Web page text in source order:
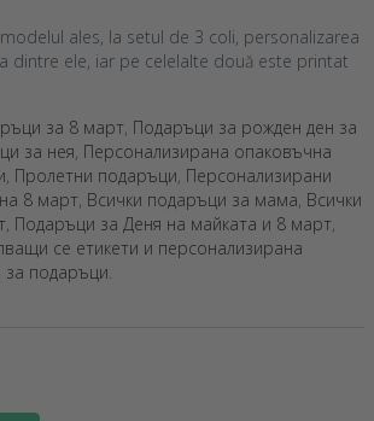
ales, la setul de 3 coli, personalizarea
dintre ele, iar pe celelalte două este printat
за 8 март, Подаръци за рожден ден за
за нея, Персонализирана опаковъчна
, Пролетни подаръци, Персонализирани
8 март, Всички подаръци за мама, Всички
, Подаръци за Деня на майката и 8 март,
се етикети и персонализирана
за подаръци.